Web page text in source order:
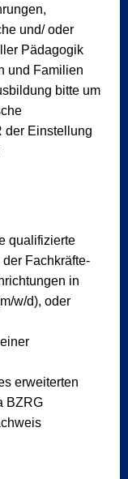
und/ oder
Pädagogik
und Familien
bitte um
der Einstellung
qualifizierte
Fachkräfte-
in
w/d), oder
erweiterten
BZRG